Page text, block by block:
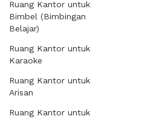
Ruang Kantor untuk
Bimbel (Bimbingan
Belajar)
Ruang Kantor untuk
Karaoke
Ruang Kantor untuk
Arisan
Ruang Kantor untuk